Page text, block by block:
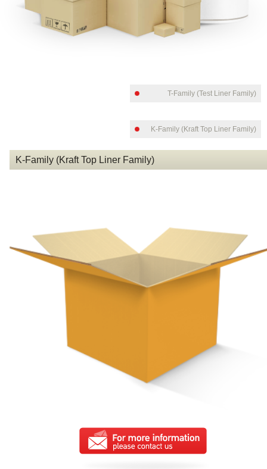
T-Family (Test Liner Family)
K-Family (Kraft Top Liner Family)
K-Family (Kraft Top Liner Family)